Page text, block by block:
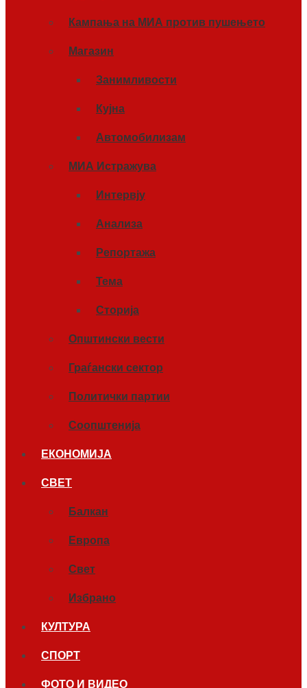
Кампања на МИА против пушењето
Магазин
Занимливости
Кујна
Автомобилизам
МИА Истражува
Интервју
Анализа
Репортажа
Тема
Сторија
Општински вести
Граѓански сектор
Политички партии
Соопштенија
ЕКОНОМИЈА
СВЕТ
Балкан
Европа
Свет
Избрано
КУЛТУРА
СПОРТ
ФОТО И ВИДЕО